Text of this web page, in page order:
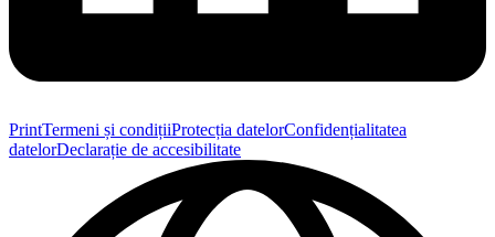
PrintTermeni și condițiiProtecția datelorConfidențialitatea
datelorDeclarație de accesibilitate